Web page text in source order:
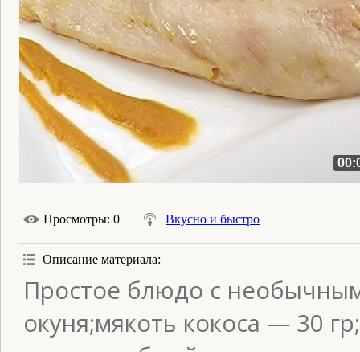
Просмотры: 0 Вкусно и быстро
Описание материала:
Простое блюдо с
окуня;мякоть кокоса — 30